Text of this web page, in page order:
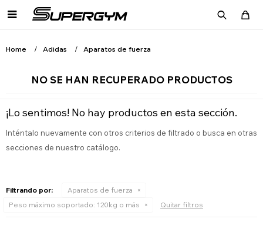

Home Adidas Aparatos de fuerza
NO SE HAN RECUPERADO PRODUCTOS
¡Lo sentimos! No hay productos en esta sección.
Inténtalo nuevamente con otros criterios de filtrado o busca en otras
secciones de nuestro catálogo.
Filtrando por:
Aparatos de fuerza
Peso máximo soportado: 120kg o más Quitar filtros